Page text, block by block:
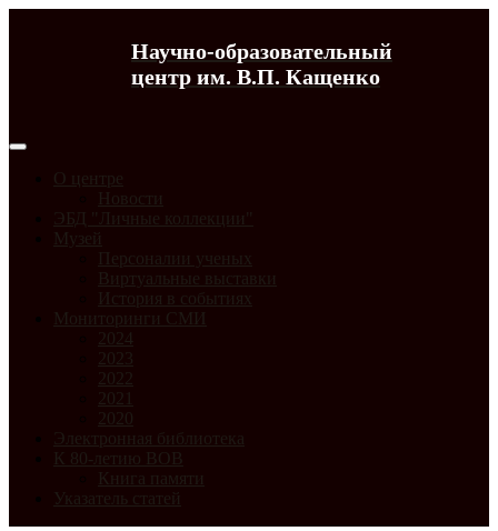
Научно-образовательный
центр им. В.П. Кащенко
О центре
Новости
ЭБД "Личные коллекции"
Музей
Персоналии ученых
Виртуальные выставки
История в событиях
Мониторинги СМИ
2024
2023
2022
2021
2020
Электронная библиотека
К 80-летию ВОВ
Книга памяти
Указатель статей